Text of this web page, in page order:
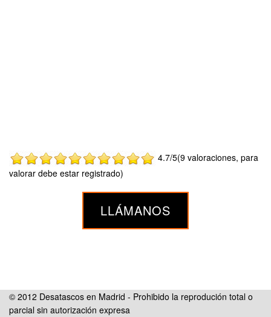
4.7/5(9 valoraciones, para
valorar debe estar registrado)
LLÁMANOS
© 2012 Desatascos en Madrid - Prohibido la reprodución total o
parcial sin autorización expresa